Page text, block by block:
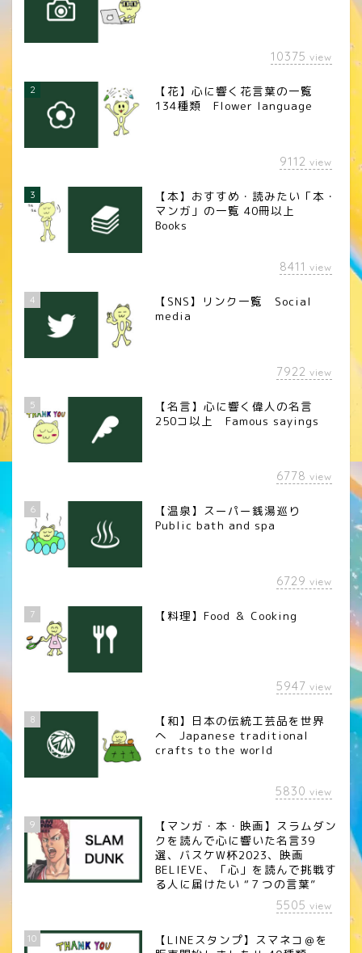
10375 view
2
【花】心に響く花言葉の一覧
134種類 Flower language
9112 view
3
【本】おすすめ・読みたい「本・
マンガ」の一覧 40冊以上
Books
8411 view
4
【SNS】リンク一覧 Social
media
7922 view
5
【名言】心に響く偉人の名言
250コ以上 Famous sayings
6778 view
6
【温泉】スーパー銭湯巡り
Public bath and spa
6729 view
7 【料理】Food ＆ Cooking
5947 view
8
【和】日本の伝統工芸品を世界
へ Japanese traditional
crafts to the world
5830 view
9
【マンガ・本・映画】スラムダン
クを読んで心に響いた名言39
選、バスケW杯2023、映画
BELIEVE、「心」を読んで挑戦す
る人に届けたい “７つの言葉”
5505 view
10
【LINEスタンプ】スマネコ＠を